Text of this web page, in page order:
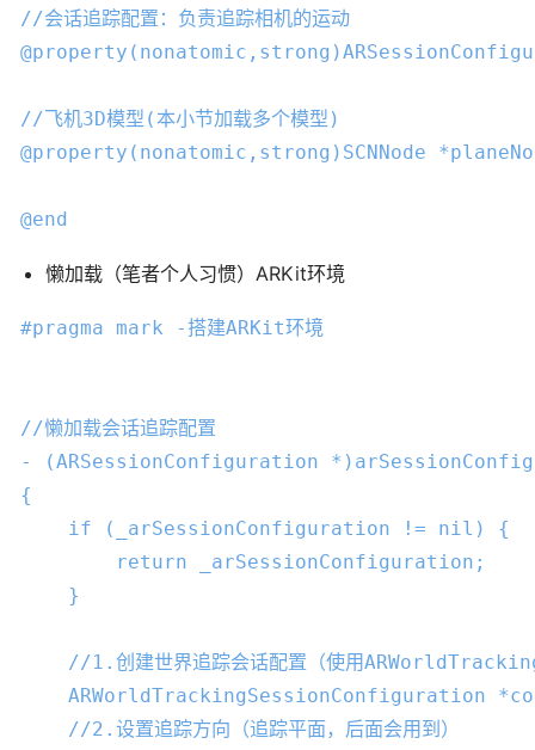
//会话追踪配置：负责追踪相机的运动
@property ( nonatomic , strong
//飞机3D模型(本小节加载多个模型)
@property ( nonatomic , strong ) SCNNode
@end
懒加载（笔者个人习惯）ARKit环境
#pragma mark -搭建ARKit环境
//懒加载会话追踪配置
- (ARSessionConfiguration
{
if ( _arSessionConfiguration != nil ) {
        return
_arSessionConfiguration ;
    }
//1.创建世界追踪会话配置（使用
ARWorldTrackingSessionConfiguration
//2.设置追踪方向（追踪平面，后面会用到）